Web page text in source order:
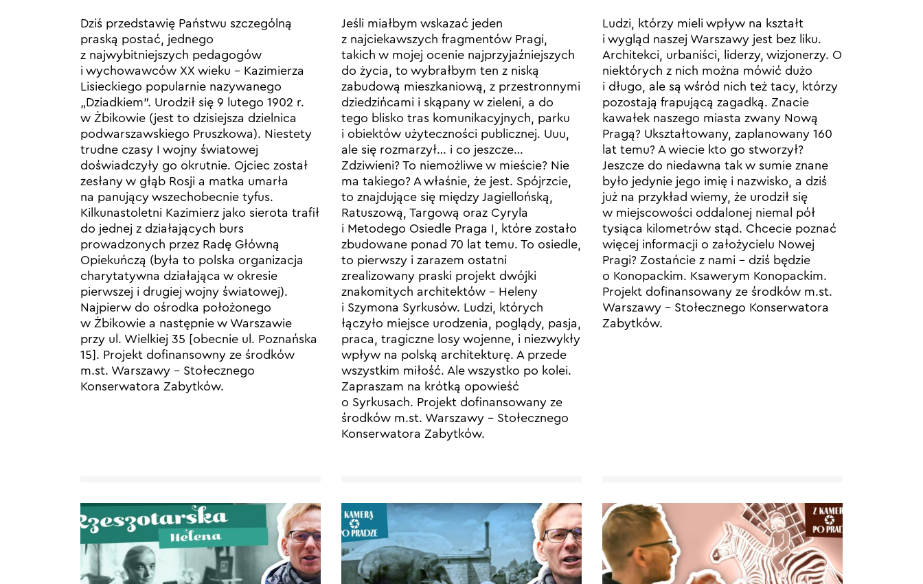
Dziś przedstawię Państwu szczególną
praską postać, jednego
z najwybitniejszych pedagogów
i wychowawców XX wieku – Kazimierza
Lisieckiego popularnie nazywanego
„Dziadkiem”. Urodził się 9 lutego 1902 r.
w Żbikowie (jest to dzisiejsza dzielnica
podwarszawskiego Pruszkowa). Niestety
trudne czasy I wojny światowej
doświadczyły go okrutnie. Ojciec został
zesłany w głąb Rosji a matka umarła
na panujący wszechobecnie tyfus.
Kilkunastoletni Kazimierz jako sierota trafił
do jednej z działających burs
prowadzonych przez Radę Główną
Opiekuńczą (była to polska organizacja
charytatywna działająca w okresie
pierwszej i drugiej wojny światowej).
Najpierw do ośrodka położonego
w Żbikowie a następnie w Warszawie
przy ul. Wielkiej 35 [obecnie ul. Poznańska
15]. Projekt dofinansowny ze środków
m.st. Warszawy – Stołecznego
Konserwatora Zabytków.
Jeśli miałbym wskazać jeden
z najciekawszych fragmentów Pragi,
takich w mojej ocenie najprzyjaźniejszych
do życia, to wybrałbym ten z niską
zabudową mieszkaniową, z przestronnymi
dziedzińcami i skąpany w zieleni, a do
tego blisko tras komunikacyjnych, parku
i obiektów użyteczności publicznej. Uuu,
ale się rozmarzył… i co jeszcze…
Zdziwieni? To niemożliwe w mieście? Nie
ma takiego? A właśnie, że jest. Spójrzcie,
to znajdujące się między Jagiellońską,
Ratuszową, Targową oraz Cyryla
i Metodego Osiedle Praga I, które zostało
zbudowane ponad 70 lat temu. To osiedle,
to pierwszy i zarazem ostatni
zrealizowany praski projekt dwójki
znakomitych architektów – Heleny
i Szymona Syrkusów. Ludzi, których
łączyło miejsce urodzenia, poglądy, pasja,
praca, tragiczne losy wojenne, i niezwykły
wpływ na polską architekturę. A przede
wszystkim miłość. Ale wszystko po kolei.
Zapraszam na krótką opowieść
o Syrkusach. Projekt dofinansowany ze
środków m.st. Warszawy – Stołecznego
Konserwatora Zabytków.
Ludzi, którzy mieli wpływ na kształt
i wygląd naszej Warszawy jest bez liku.
Architekci, urbaniści, liderzy, wizjonerzy. O
niektórych z nich można mówić dużo
i długo, ale są wśród nich też tacy, którzy
pozostają frapującą zagadką. Znacie
kawałek naszego miasta zwany Nową
Pragą? Ukształtowany, zaplanowany 160
lat temu? A wiecie kto go stworzył?
Jeszcze do niedawna tak w sumie znane
było jedynie jego imię i nazwisko, a dziś
już na przykład wiemy, że urodził się
w miejscowości oddalonej niemal pół
tysiąca kilometrów stąd. Chcecie poznać
więcej informacji o założycielu Nowej
Pragi? Zostańcie z nami – dziś będzie
o Konopackim. Ksawerym Konopackim.
Projekt dofinansowany ze środków m.st.
Warszawy – Stołecznego Konserwatora
Zabytków.